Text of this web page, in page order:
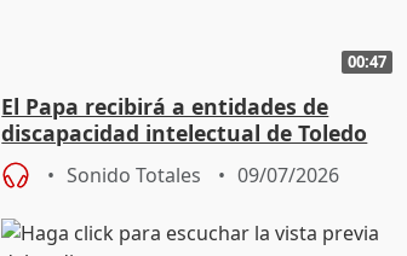
00:47
El Papa recibirá a entidades de
discapacidad intelectual de Toledo
Sonido Totales 09/07/2026